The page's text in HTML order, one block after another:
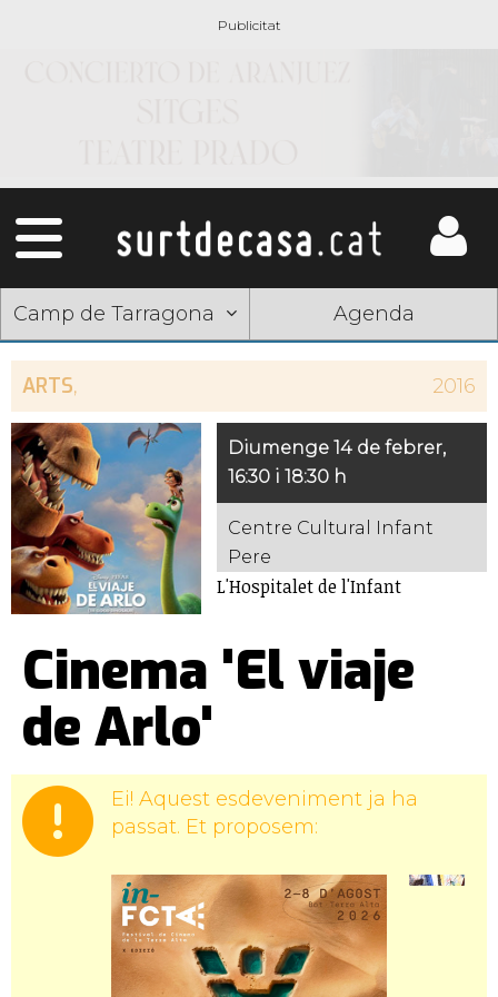
Camp de Tarragona Agenda
ARTS, 2016
Diumenge 14 de febrer,
16:30 i 18:30 h
Centre Cultural Infant
Pere
L'Hospitalet de l'Infant
Cinema 'El viaje
de Arlo'
Ei! Aquest esdeveniment ja ha
passat. Et proposem: